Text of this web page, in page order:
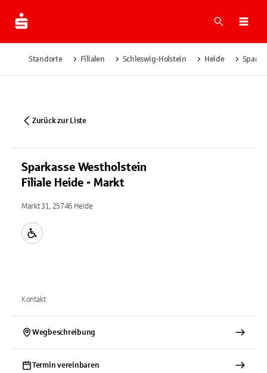
Suche
Standorte Filialen Schleswig-Holstein Heide
Zurück zur Liste
Sparkasse Westholstein
Filiale Heide - Markt
Markt 31, 25746 Heide
Kontakt
Wegbeschreibung
Termin vereinbaren